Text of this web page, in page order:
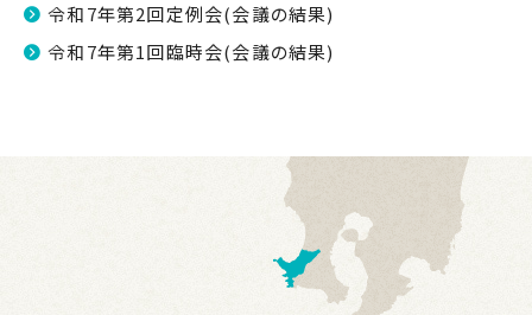
令和7年第2回定例会(会議の結果)
令和7年第1回臨時会(会議の結果)